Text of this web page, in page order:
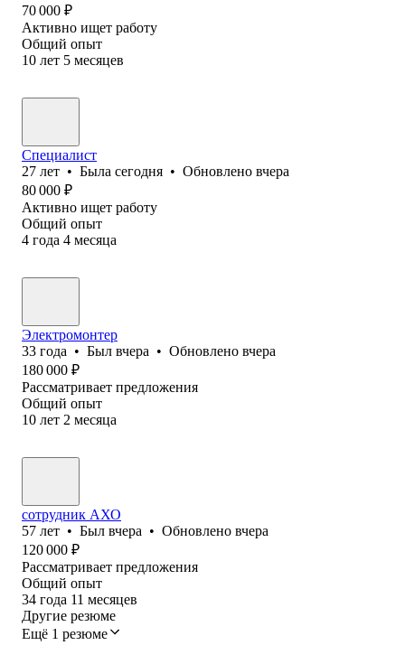
70 000 ₽
Активно ищет работу
Общий опыт
10 лет 5 месяцев
Специалист
27 лет • Была сегодня • Обновлено вчера
80 000 ₽
Активно ищет работу
Общий опыт
4 года 4 месяца
Электромонтер
33 года • Был вчера • Обновлено вчера
180 000 ₽
Рассматривает предложения
Общий опыт
10 лет 2 месяца
сотрудник АХО
57 лет • Был вчера • Обновлено вчера
120 000 ₽
Рассматривает предложения
Общий опыт
34 года 11 месяцев
Другие резюме
Ещё 1 резюме